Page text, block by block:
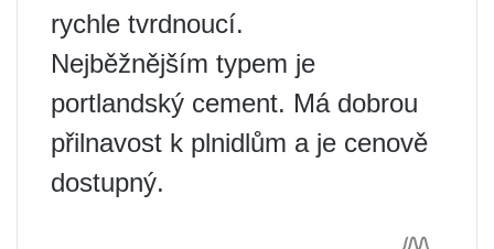
rychle tvrdnoucí.
Nejběžnějším typem je
portlandský cement. Má dobrou
přilnavost k plnidlům a je cenově
dostupný.